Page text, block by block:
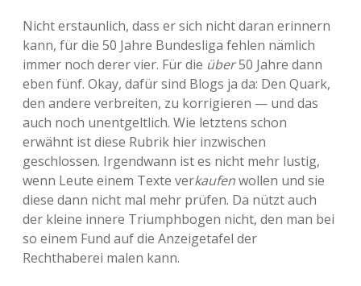
Nicht erstaunlich, dass er sich nicht daran erinnern
kann, für die 50 Jahre Bundesliga fehlen nämlich
immer noch derer vier. Für die über50 Jahre dann
eben fünf. Okay, dafür sind Blogs ja da: Den Quark,
den andere verbreiten, zu korrigieren — und das
auch noch unentgeltlich. Wie letztens schon
erwähnt ist diese Rubrik hier inzwischen
geschlossen. Irgendwann ist es nicht mehr lustig,
wenn Leute einem Texte verkaufenwollen und sie
diese dann nicht mal mehr prüfen. Da nützt auch
der kleine innere Triumphbogen nicht, den man bei
so einem Fund auf die Anzeigetafel der
Rechthaberei malen kann.